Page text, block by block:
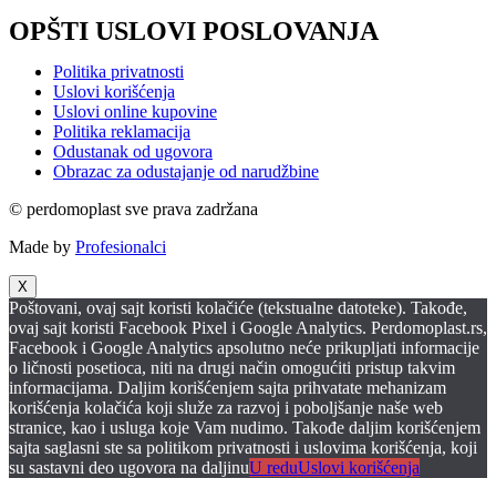
OPŠTI USLOVI POSLOVANJA
Politika privatnosti
Uslovi korišćenja
Uslovi online kupovine
Politika reklamacija
Odustanak od ugovora
Obrazac za odustajanje od narudžbine
© perdomoplast sve prava zadržana
Made by Profesionalci
X
Poštovani, ovaj sajt koristi kolačiće (tekstualne datoteke). Takođe,
ovaj sajt koristi Facebook Pixel i Google Analytics. Perdomoplast.rs,
Facebook i Google Analytics apsolutno neće prikupljati informacije
o ličnosti posetioca, niti na drugi način omogućiti pristup takvim
informacijama. Daljim korišćenjem sajta prihvatate mehanizam
korišćenja kolačića koji služe za razvoj i poboljšanje naše web
stranice, kao i usluga koje Vam nudimo. Takođe daljim korišćenjem
sajta saglasni ste sa politikom privatnosti i uslovima korišćenja, koji
su sastavni deo ugovora na daljinuU reduUslovi korišćenja